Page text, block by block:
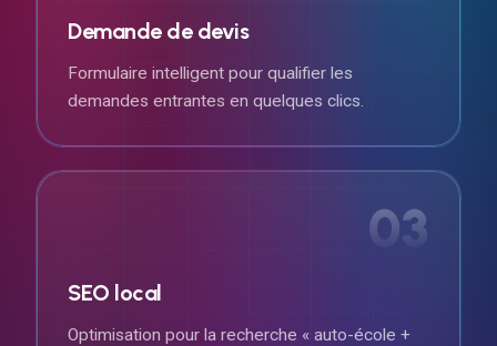
Demande de devis
Formulaire intelligent pour qualifier les
demandes entrantes en quelques clics.
03
SEO local
Optimisation pour la recherche « auto-école +